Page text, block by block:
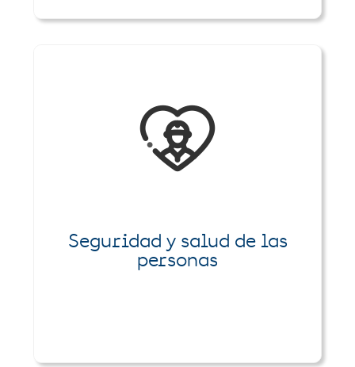
Seguridad y salud de las
personas